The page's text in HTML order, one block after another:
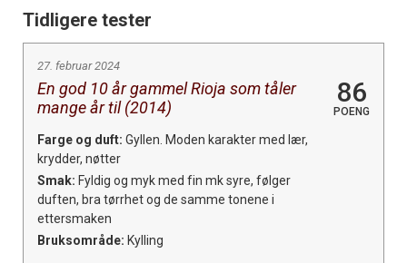
Tidligere tester
27. februar 2024
En god 10 år gammel Rioja som tåler
mange år til (2014)
86
POENG
Farge og duft: Gyllen. Moden karakter med lær,
krydder, nøtter
Smak: Fyldig og myk med fin mk syre, følger
duften, bra tørrhet og de samme tonene i
ettersmaken
Bruksområde: Kylling